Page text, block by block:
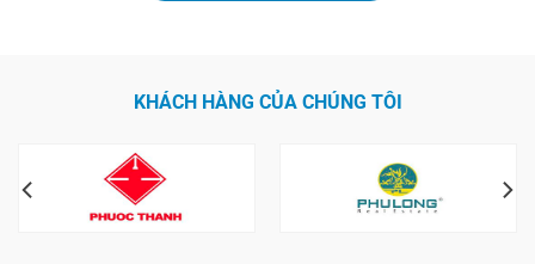
KHÁCH HÀNG CỦA CHÚNG TÔI